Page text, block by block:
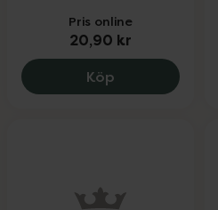
Pris online
20,90 kr
Köp Liceworld,